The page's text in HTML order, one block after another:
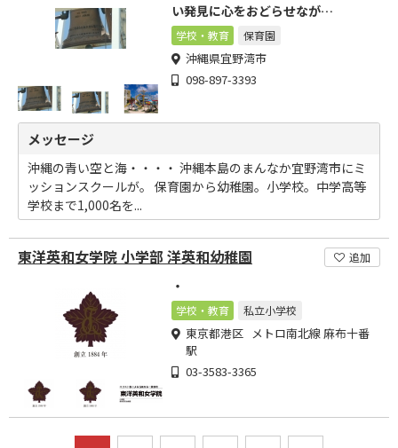
い発見に心をおどらせなが
ら・・・・。
学校・教育 保育園
沖縄県宜野湾市
098-897-3393
メッセージ
沖縄の青い空と海・・・・ 沖縄本島のまんなか宜野湾市にミ
ッションスクールが。 保育園から幼稚園。小学校。中学高等
学校まで1,000名を...
東洋英和女学院 小学部 洋英和幼稚園 追加
・
学校・教育 私立小学校
東京都港区 メトロ南北線 麻布十番
駅
03-3583-3365